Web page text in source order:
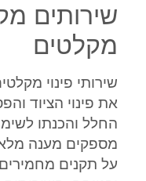
שירותים
מקלטים
שירותי פינוי
את פינוי הציוד
החלל והכנתו
מספקים מענה מלא
על תקנים מחמירים